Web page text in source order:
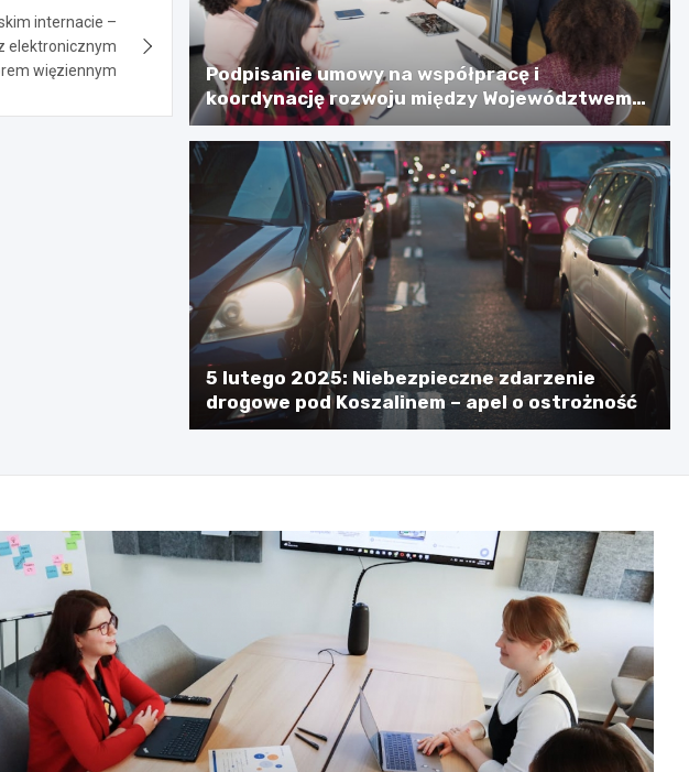
internacie –
elektronicznym
więziennym
Podpisanie umowy na współpracę i
koordynację rozwoju między Województwem
Zachodniopomorskim a Gminą Miastem
Koszalin
5 lutego 2025: Niebezpieczne zdarzenie
drogowe pod Koszalinem – apel o ostrożność